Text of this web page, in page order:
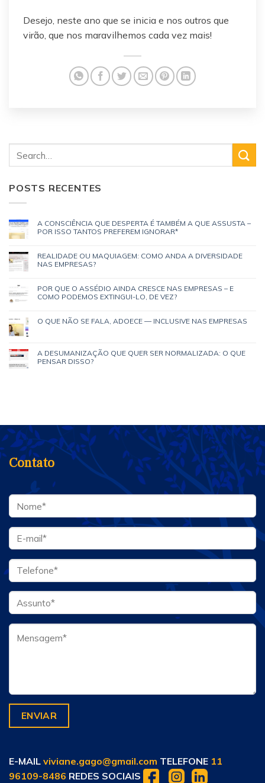
Desejo, neste ano que se inicia e nos outros que
virão, que nos maravilhemos cada vez mais!
POSTS RECENTES
A CONSCIÊNCIA QUE DESPERTA É TAMBÉM A QUE ASSUSTA –
POR ISSO TANTOS PREFEREM IGNORAR*
REALIDADE OU MAQUIAGEM: COMO ANDA A DIVERSIDADE
NAS EMPRESAS?
POR QUE O ASSÉDIO AINDA CRESCE NAS EMPRESAS – E
COMO PODEMOS EXTINGUI-LO, DE VEZ?
O QUE NÃO SE FALA, ADOECE — INCLUSIVE NAS EMPRESAS
A DESUMANIZAÇÃO QUE QUER SER NORMALIZADA: O QUE
PENSAR DISSO?
Contato
E-MAIL viviane.gago@gmail.com TELEFONE 11
96109-8486 REDES SOCIAIS